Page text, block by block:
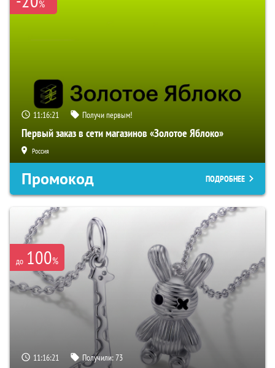
%
11:16:19 Получи первым!
Первый заказ в сети магазинов «Золотое Яблоко»
Россия
Промокод ПОДРОБНЕЕ
до 100%
11:16:19 Получили:73